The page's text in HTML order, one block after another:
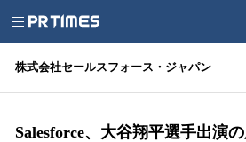
株式会社セールスフォース・ジャパン
Salesforce、大谷翔平選手出演